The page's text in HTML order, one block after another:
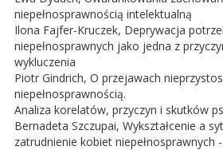
niepełnosprawnością intelektualną
Ilona Fajfer-Kruczek, Deprywacja
niepełnosprawnych jako jedna z
wykluczenia
Piotr Gindrich, O przejawach
niepełnosprawnością.
Analiza korelatów, przyczyn i skutków
Bernadeta Szczupai, Wykształcenie a
zatrudnienie kobiet niepełnosprawnych